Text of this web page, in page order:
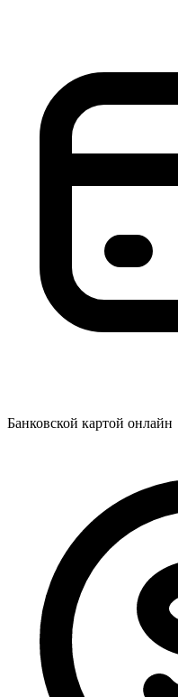
Банковской картой онлайн